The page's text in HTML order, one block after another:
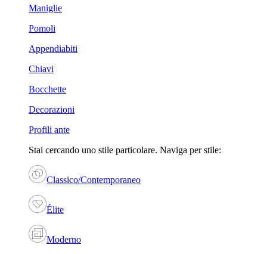
Maniglie
Pomoli
Appendiabiti
Chiavi
Bocchette
Decorazioni
Profili ante
Stai cercando uno stile particolare. Naviga per stile:
Classico/Contemporaneo
Élite
Moderno